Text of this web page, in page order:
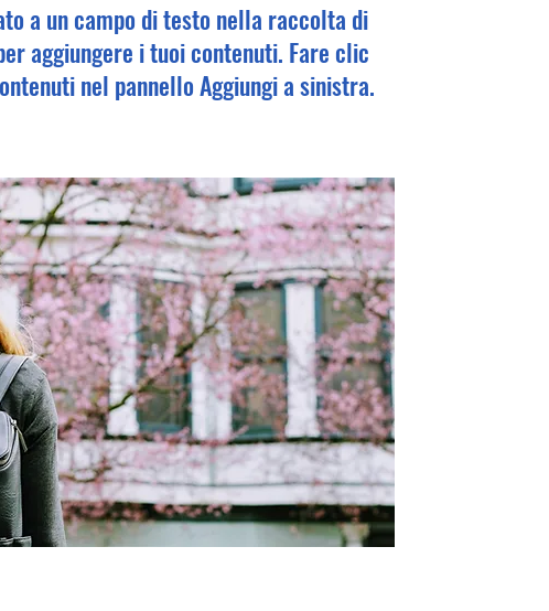
a un campo di testo nella raccolta di
aggiungere i tuoi contenuti. Fare clic
nel pannello Aggiungi a sinistra.